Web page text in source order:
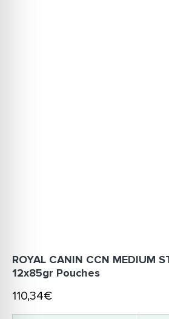
ROYAL CANIN CCN MEDIUM
12x85gr Pouches
110,34€